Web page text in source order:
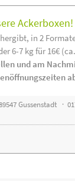
Ackerboxen!
in 2
6-7 kg für 16€
und am
Gussenstadt ·